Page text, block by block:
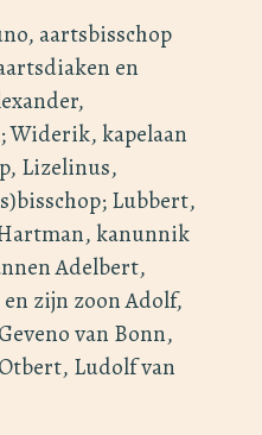
aartsbisschop
en
Widerik, kapelaan
Lizelinus,
Lubbert,
kanunnik
Adelbert,
zijn zoon Adolf,
van Bonn,
Ludolf van